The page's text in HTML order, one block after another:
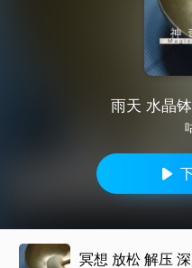
雨天 水晶
冥想 放松 解压